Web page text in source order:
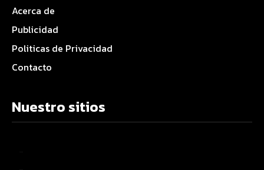
Acerca de
Publicidad
Politicas de Privacidad
Contacto
Nuestro sitios